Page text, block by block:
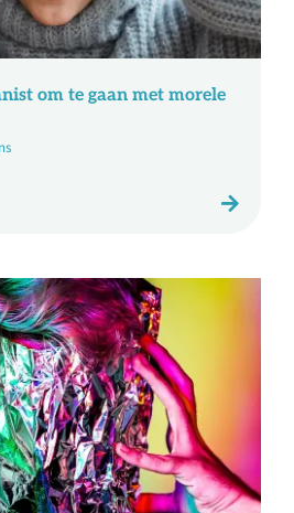
om te gaan met morele